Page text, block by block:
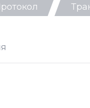
забитых шайб
очков в
шайбы